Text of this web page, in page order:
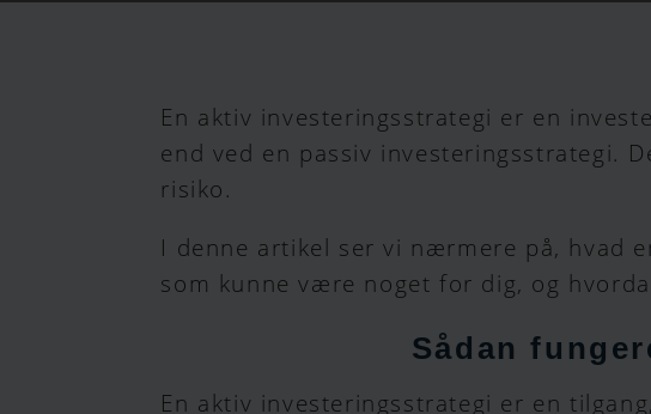
En aktiv investeringsstrategi er en
end ved en passiv investeringsstrategi.
risiko.
I denne artikel ser vi nærmere på, hvad
som kunne være noget for dig, og
Sådan
En aktiv investeringsstrategi er en